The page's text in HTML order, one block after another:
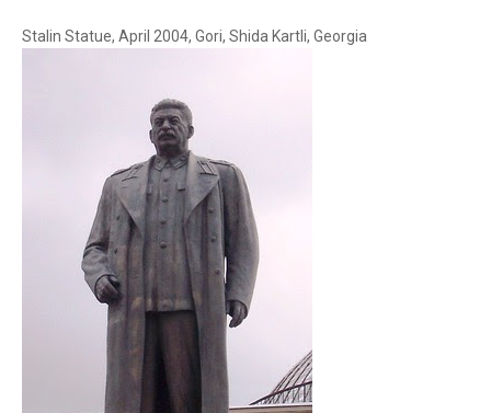
Stalin Statue, April 2004, Gori, Shida Kartli, Georgia